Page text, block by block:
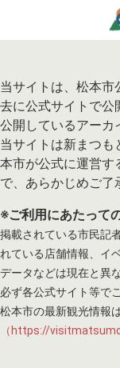
当サイトは、松本市
去に公式サイトで公
公開しているアーカ
当サイトは新まつ
本市が公式に運営す
で、あらかじめご了
※ご利用にあたって
掲載されている市民記
れている店舗情報、イ
データなどは現在と異
必ず各公式サイト等で
松本市の最新観光情報
（https://